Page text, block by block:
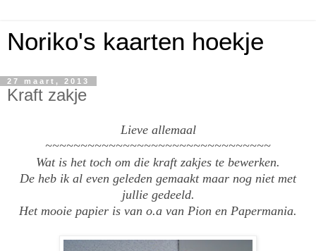
Noriko's kaarten hoekje
27 maart, 2013
Kraft zakje
Lieve allemaal
~~~~~~~~~~~~~~~~~~~~~~~~~~~~~~~~
Wat is het toch om die kraft zakjes te bewerken.
De heb ik al even geleden gemaakt maar nog niet met
jullie gedeeld.
Het mooie papier is van o.a van Pion en Papermania.